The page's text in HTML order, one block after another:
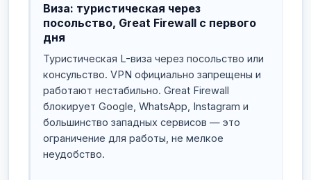
Виза: туристическая через
посольство, Great Firewall с первого
дня
Туристическая L-виза через посольство или
консульство. VPN официально запрещены и
работают нестабильно. Great Firewall
блокирует Google, WhatsApp, Instagram и
большинство западных сервисов — это
ограничение для работы, не мелкое
неудобство.